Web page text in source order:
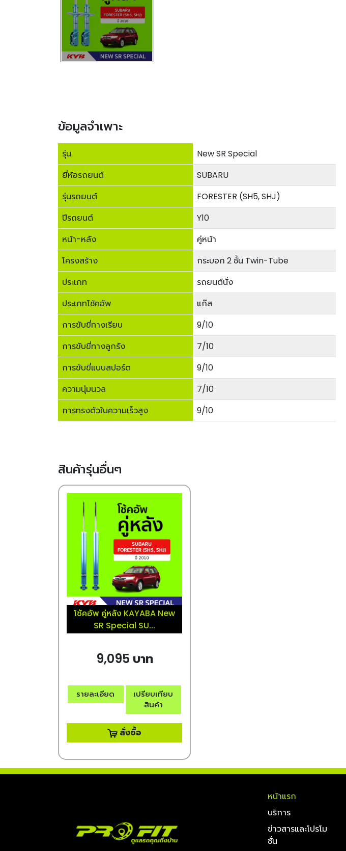
ข้อมูลจำเพาะ
รุ่น
New SR Special
ยี่ห้อรถยนต์
SUBARU
รุ่นรถยนต์
FORESTER (SH5, SHJ)
ปีรถยนต์
Y10
หน้า-หลัง
คู่หน้า
โครงสร้าง
กระบอก 2 ชั้น Twin-Tube
ประเภท
รถยนต์นั่ง
ประเภทโช้คอัพ
แก๊ส
การขับขี่ทางเรียบ
9/10
การขับขี่ทางลูกรัง
7/10
การขับขี่แบบสปอร์ต
9/10
ความนุ่มนวล
7/10
การทรงตัวในความเร็วสูง
9/10
สินค้ารุ่นอื่นๆ
โช้คอัพ คู่หลัง KAYABA New
SR Special SU...
9,095 บาท
รายละเอียด
เปรียบเทียบ
สินค้า
สั่งซื้อ
หน้าแรก
บริการ
ข่าวสารและโปรโม
ชั่น